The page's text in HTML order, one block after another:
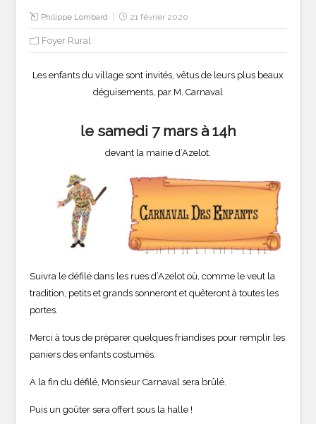
Philippe Lombard 21 février 2020
Foyer Rural
Les enfants du village sont invités, vêtus de leurs plus beaux
déguisements, par M. Carnaval
le samedi 7 mars à 14h
devant la mairie d’Azelot.
Suivra le défilé dans les rues d’Azelot où, comme le veut la
tradition, petits et grands sonneront et quêteront à toutes les
portes.
Merci à tous de préparer quelques friandises pour remplir les
paniers des enfants costumés.
À la fin du défilé, Monsieur Carnaval sera brûlé.
Puis un goûter sera offert sous la halle !